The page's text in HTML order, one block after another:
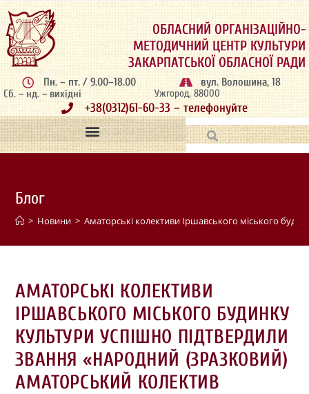
ОБЛАСНИЙ ОРГАНІЗАЦІЙНО-
МЕТОДИЧНИЙ ЦЕНТР КУЛЬТУРИ
ЗАКАРПАТСЬКОЇ ОБЛАСНОЇ РАДИ
Пн. – пт. / 9.00–18.00
Сб. – нд. – вихідні
вул. Волошина, 18
Ужгород, 88000
+38(0312)61-60-33 – телефонуйте
Блог
> Новини > Аматорські колективи Іршавського міського
АМАТОРСЬКІ КОЛЕКТИВИ
ІРШАВСЬКОГО МІСЬКОГО БУДИНКУ
КУЛЬТУРИ УСПІШНО ПІДТВЕРДИЛИ
ЗВАННЯ «НАРОДНИЙ (ЗРАЗКОВИЙ)
АМАТОРСЬКИЙ КОЛЕКТИВ